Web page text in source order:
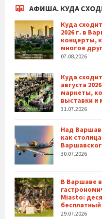
АФИША. КУДА
Куда
2026 г. в
концерты,
многое
07.08.2026
Куда
августа
маркеты,
выставки и
31.07.2026
Над
как
30.07.2026
В Варшаве
Miasto:
29.07.2026